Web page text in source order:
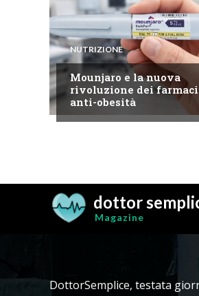
NUTRIZIONE
Mounjaro e la nuova
rivoluzione dei farmaci
anti-obesità